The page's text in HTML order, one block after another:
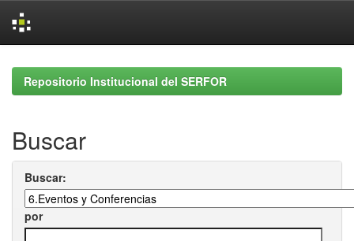
navigationRepositorio Institucional del SERFOR
Buscar
Buscar:
por